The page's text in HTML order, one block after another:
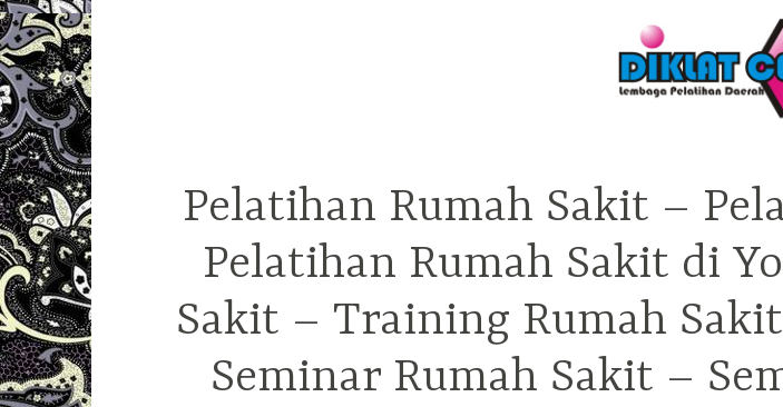
Pelatihan Rumah Sakit –
Pelatihan Rumah Sakit di
Sakit – Training Rumah
Seminar Rumah Sakit –